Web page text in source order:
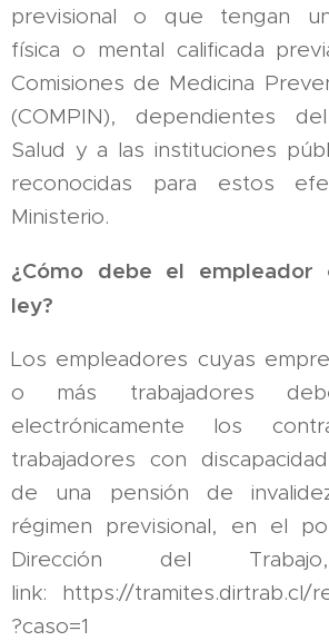
previsional o que tengan
física o mental calificada
Comisiones de Medicina
(COMPIN), dependientes
Salud y a las instituciones
reconocidas para estos
Ministerio.
¿Cómo debe el empleador
ley?
Los empleadores cuyas
o más trabajadores
electrónicamente los
trabajadores con
de una pensión de
régimen previsional, en el
Dirección del
link: https://tramites.dirtrab.cl/
?caso=1